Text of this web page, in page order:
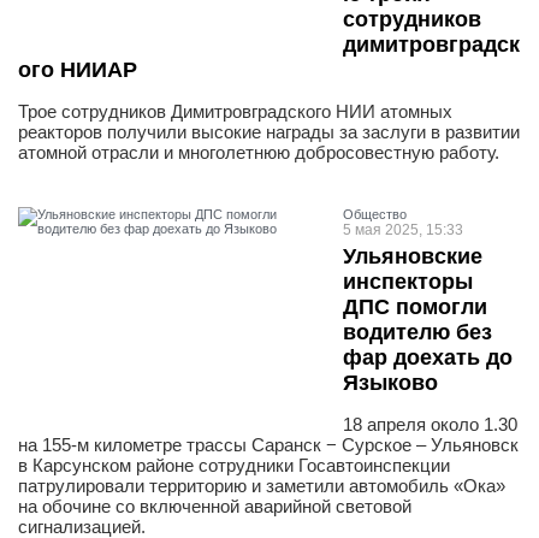
сотрудников
димитровградск
ого НИИАР
Трое сотрудников Димитровградского НИИ атомных
реакторов получили высокие награды за заслуги в развитии
атомной отрасли и многолетнюю добросовестную работу.
Общество
5 мая 2025, 15:33
Ульяновские
инспекторы
ДПС помогли
водителю без
фар доехать до
Языково
18 апреля около 1.30
на 155-м километре трассы Саранск − Сурское – Ульяновск
в Карсунском районе сотрудники Госавтоинспекции
патрулировали территорию и заметили автомобиль «Ока»
на обочине со включенной аварийной световой
сигнализацией.